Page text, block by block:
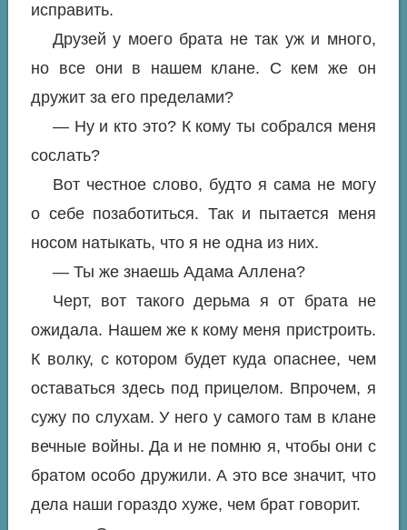
исправить.
Друзей у моего брата не так уж и много,
но все они в нашем клане. С кем же он
дружит за его пределами?
— Ну и кто это? К кому ты собрался меня
сослать?
Вот честное слово, будто я сама не могу
о себе позаботиться. Так и пытается меня
носом натыкать, что я не одна из них.
— Ты же знаешь Адама Аллена?
Черт, вот такого дерьма я от брата не
ожидала. Нашем же к кому меня пристроить.
К волку, с котором будет куда опаснее, чем
оставаться здесь под прицелом. Впрочем, я
сужу по слухам. У него у самого там в клане
вечные войны. Да и не помню я, чтобы они с
братом особо дружили. А это все значит, что
дела наши гораздо хуже, чем брат говорит.